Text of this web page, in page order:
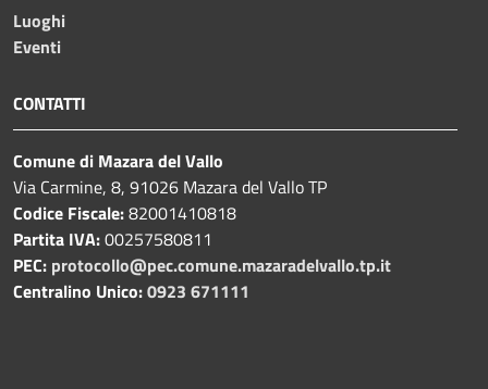
Luoghi
Eventi
CONTATTI
Comune di Mazara del Vallo
Via Carmine, 8, 91026 Mazara del Vallo TP
Codice Fiscale:82001410818
Partita IVA:00257580811
PEC: protocollo@pec.comune.mazaradelvallo.tp.it
Centralino Unico:0923 671111